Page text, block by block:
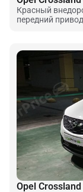
Красный
передний
Opel